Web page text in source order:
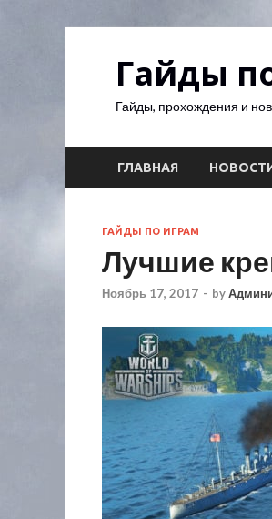
Гайды
Гайды, прохождения и
ГЛАВНАЯ
ГАЙДЫ ПО ИГРАМ
Лучшие
Ноябрь 17, 2017 - by